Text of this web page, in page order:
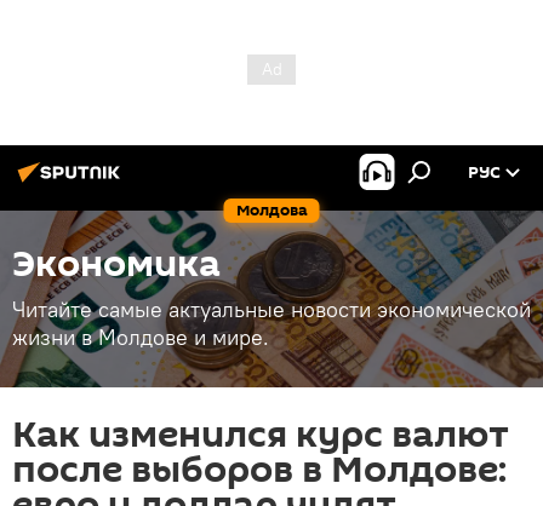
Молдова
РУС
Экономика
Читайте самые актуальные новости экономической
жизни в Молдове и мире.
Как изменился курс валют
после выборов в Молдове: